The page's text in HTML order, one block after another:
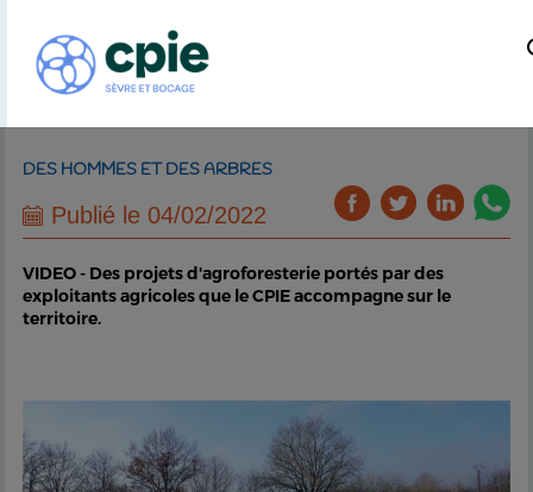
DES HOMMES ET DES ARBRES
Publié le 04/02/2022
VIDEO - Des projets d'agroforesterie portés par des
exploitants agricoles que le CPIE accompagne sur le
territoire.